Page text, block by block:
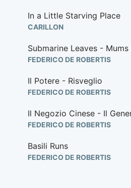
In a Little Starving Place
CARILLON
Submarine Leaves -
FEDERICO DE ROBERTIS
Il Potere - Risveglio
FEDERICO DE ROBERTIS
Il Negozio Cinese - Il
FEDERICO DE ROBERTIS
Basili Runs
FEDERICO DE ROBERTIS